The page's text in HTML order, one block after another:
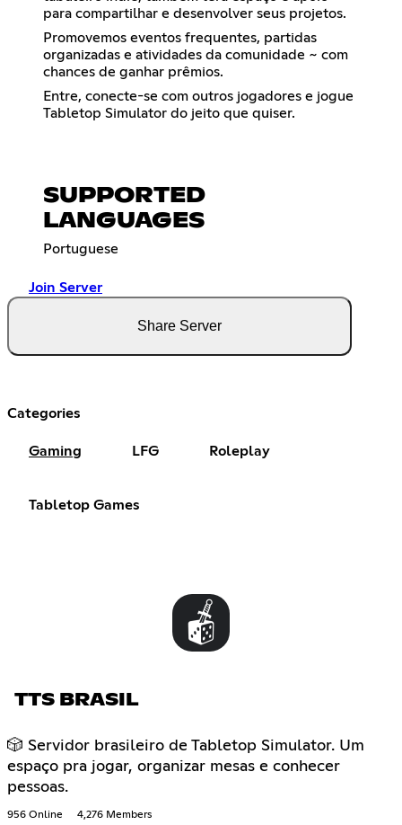
para compartilhar e desenvolver seus projetos.
Promovemos eventos frequentes, partidas
organizadas e atividades da comunidade ~ com
chances de ganhar prêmios.
Entre, conecte-se com outros jogadores e jogue
Tabletop Simulator do jeito que quiser.
SUPPORTED
LANGUAGES
Portuguese
Join Server
Share Server
Categories
Gaming LFG Roleplay
Tabletop Games
TTS BRASIL
🎲 Servidor brasileiro de Tabletop Simulator. Um
espaço pra jogar, organizar mesas e conhecer
pessoas.
956 Online 4,276 Members